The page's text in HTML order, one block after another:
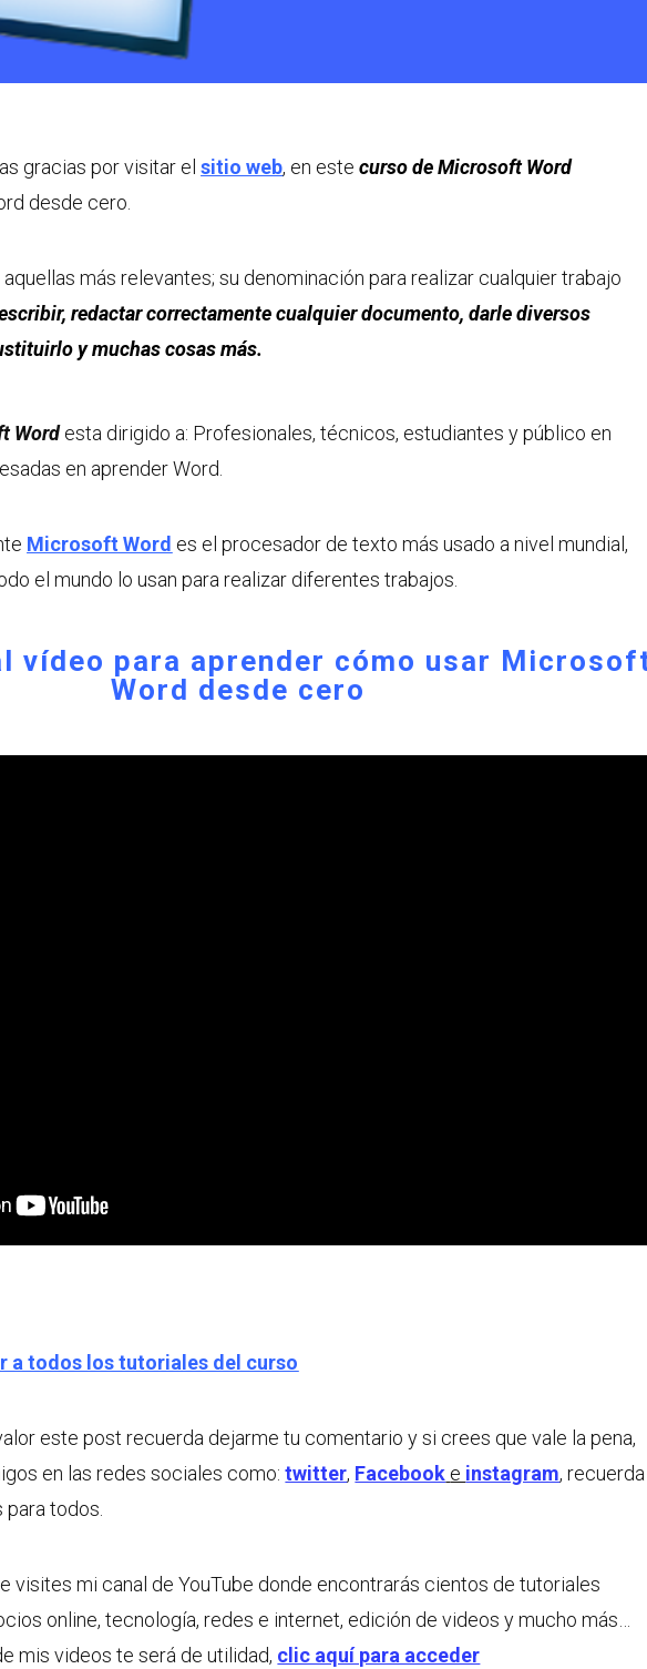
gracias por visitar elsitio web, en estecurso de Microsoft Word
desde cero.
más relevantes; su denominación para realizar cualquier trabajo
redactar correctamente cualquier documento, darle diversos
y muchas cosas más.
Wordesta dirigido a: Profesionales, técnicos, estudiantes y público en
en aprender Word.
Microsoft Word es el procesador de texto más usado a nivel mundial,
el mundo lo usan para realizar diferentes trabajos.
vídeo para aprender cómo usar
Word desde cero
a todos los tutoriales del curso
este post recuerda dejarme tu comentario y si crees que vale la pena,
en las redes sociales como:twitter, Facebook e instagram, recuerda
todos.
visites mi canal de YouTube donde encontrarás cientos de tutoriales
online, tecnología, redes e internet, edición de videos y mucho más…
mis videos te será de utilidad, clic aquí para acceder